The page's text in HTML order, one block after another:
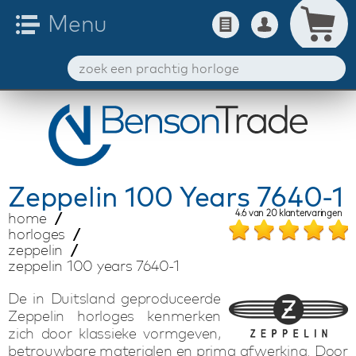
Zeppelin 100 Years 7640-1
home
horloges
zeppelin
zeppelin 100 years 7640-1
4.6van 20klantervaringen
De in Duitsland geproduceerde
Zeppelin horloges kenmerken
zich door klassieke vormgeven,
betrouwbare materialen en prima afwerking. Door